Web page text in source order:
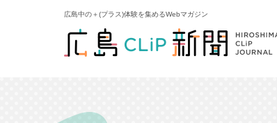
広島中の＋(プラス)体験を集めるWebマガジン